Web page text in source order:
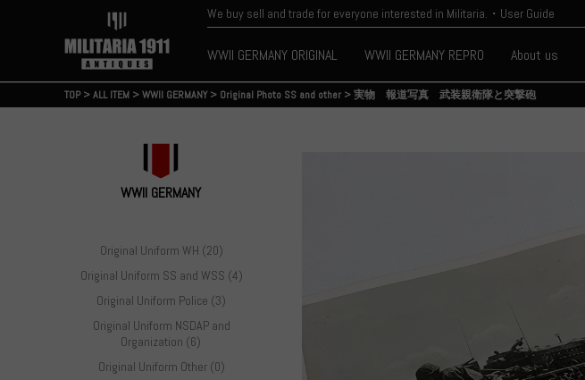
We buy sell and trade for everyone interested in Militaria.・User Guide
WWII GERMANY ORIGINAL WWII GERMANY REPRO About us
TOP>ALL ITEM >WWII GERMANY > Original Photo SS and other >実物 報道写真 武装親衛隊と突撃砲
WWII GERMANY
Original Uniform WH (20)
Original Uniform SS and WSS (4)
Original Uniform Police (3)
Original Uniform NSDAP and
Organization (6)
Original Uniform Other (0)